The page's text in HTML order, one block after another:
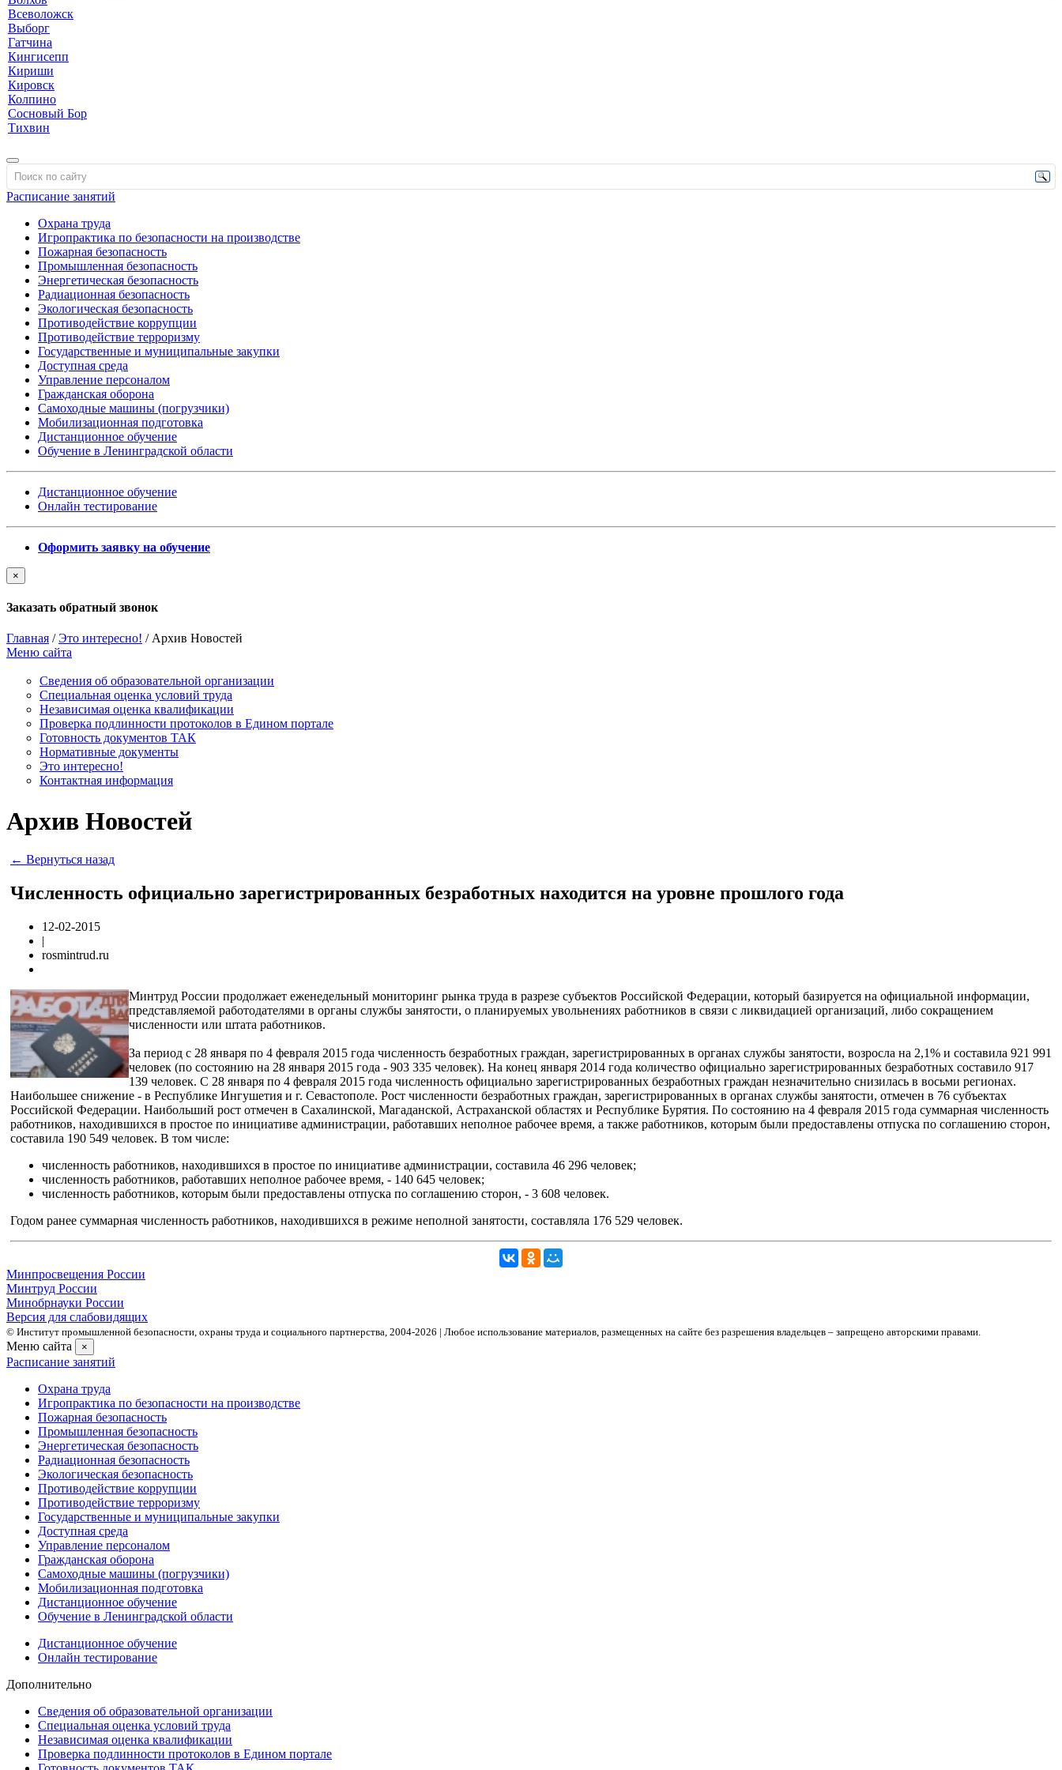
Всеволожск
Выборг
Гатчина
Кингисепп
Кириши
Кировск
Колпино
Сосновый Бор
Тихвин
Расписание занятий
Охрана труда
Игропрактика по безопасности на производстве
Пожарная безопасность
Промышленная безопасность
Энергетическая безопасность
Радиационная безопасность
Экологическая безопасность
Противодействие коррупции
Противодействие терроризму
Государственные и муниципальные закупки
Доступная среда
Управление персоналом
Гражданская оборона
Самоходные машины (погрузчики)
Мобилизационная подготовка
Дистанционное обучение
Обучение в Ленинградской области
Дистанционное обучение
Онлайн тестирование
Оформить заявку на обучение
×
Заказать обратный звонок
Главная /Это интересно! / Архив Новостей
Меню сайта
Сведения об образовательной организации
Cпециальная оценка условий труда
Независимая оценка квалификации
Проверка подлинности протоколов в Едином портале
Готовность документов ТАК
Нормативные документы
Это интересно!
Контактная информация
Архив Новостей
← Вернуться назад
Численность официально зарегистрированных безработных находится на уровне прошлого года
12-02-2015
|
rosmintrud.ru
Минтруд России продолжает еженедельный мониторинг рынка труда в разрезе субъектов Российской Федерации, который базируется на официальной информации,
представляемой работодателями в органы службы занятости, о планируемых увольнениях работников в связи с ликвидацией организаций, либо сокращением
численности или штата работников.
За период с 28 января по 4 февраля 2015 года численность безработных граждан, зарегистрированных в органах службы занятости, возросла на 2,1% и составила 921 991
человек (по состоянию на 28 января 2015 года - 903 335 человек). На конец января 2014 года количество официально зарегистрированных безработных составило 917
139 человек. С 28 января по 4 февраля 2015 года численность официально зарегистрированных безработных граждан незначительно снизилась в восьми регионах.
Наибольшее снижение - в Республике Ингушетия и г. Севастополе. Рост численности безработных граждан, зарегистрированных в органах службы занятости, отмечен в 76 субъектах
Российской Федерации. Наибольший рост отмечен в Сахалинской, Магаданской, Астраханской областях и Республике Бурятия. По состоянию на 4 февраля 2015 года суммарная численность
работников, находившихся в простое по инициативе администрации, работавших неполное рабочее время, а также работников, которым были предоставлены отпуска по соглашению сторон,
составила 190 549 человек. В том числе:
численность работников, находившихся в простое по инициативе администрации, составила 46 296 человек;
численность работников, работавших неполное рабочее время, - 140 645 человек;
численность работников, которым были предоставлены отпуска по соглашению сторон, - 3 608 человек.
Годом ранее суммарная численность работников, находившихся в режиме неполной занятости, составляла 176 529 человек.
Минпросвещения России
Минтруд России
Минобрнауки России
Версия для слабовидящих
© Институт промышленной безопасности, охраны труда и социального партнерства, 2004- 2026 | Любое использование материалов, размещенных на сайте без разрешения владельцев – запрещено авторскими правами.
Меню сайта ×
Расписание занятий
Охрана труда
Игропрактика по безопасности на производстве
Пожарная безопасность
Промышленная безопасность
Энергетическая безопасность
Радиационная безопасность
Экологическая безопасность
Противодействие коррупции
Противодействие терроризму
Государственные и муниципальные закупки
Доступная среда
Управление персоналом
Гражданская оборона
Самоходные машины (погрузчики)
Мобилизационная подготовка
Дистанционное обучение
Обучение в Ленинградской области
Дистанционное обучение
Онлайн тестирование
Дополнительно
Сведения об образовательной организации
Cпециальная оценка условий труда
Независимая оценка квалификации
Проверка подлинности протоколов в Едином портале